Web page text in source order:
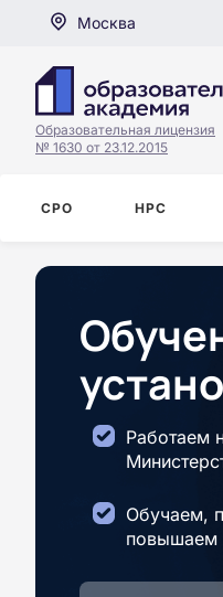
Москва
Образовательная лицензия
№ 1630 от 23.12.2015
СРО НРС
Работаем
Обучаем,
повышаем